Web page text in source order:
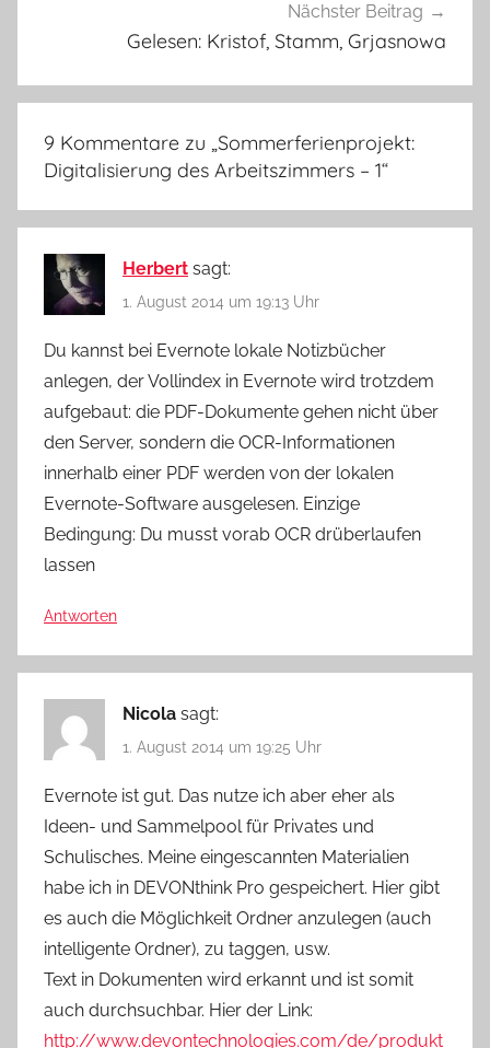
Nächster Beitrag
Gelesen: Kristof, Stamm, Grjasnowa
9 Kommentare zu „Sommerferienprojekt:
Digitalisierung des Arbeitszimmers – 1“
Herbert sagt:
1. August 2014 um 19:13 Uhr
Du kannst bei Evernote lokale Notizbücher
anlegen, der Vollindex in Evernote wird trotzdem
aufgebaut: die PDF-Dokumente gehen nicht über
den Server, sondern die OCR-Informationen
innerhalb einer PDF werden von der lokalen
Evernote-Software ausgelesen. Einzige
Bedingung: Du musst vorab OCR drüberlaufen
lassen
Antworten
Nicola sagt:
1. August 2014 um 19:25 Uhr
Evernote ist gut. Das nutze ich aber eher als
Ideen- und Sammelpool für Privates und
Schulisches. Meine eingescannten Materialien
habe ich in DEVONthink Pro gespeichert. Hier gibt
es auch die Möglichkeit Ordner anzulegen (auch
intelligente Ordner), zu taggen, usw.
Text in Dokumenten wird erkannt und ist somit
auch durchsuchbar. Hier der Link:
http://www.devontechnologies.com/de/produkt